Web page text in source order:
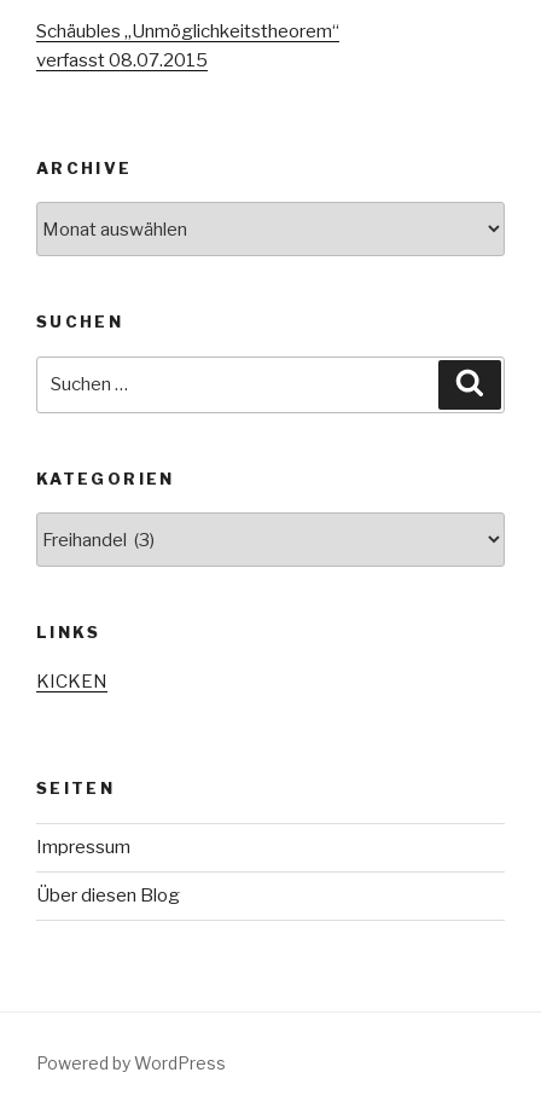
Schäubles „Unmöglichkeitstheorem“
verfasst 08.07.2015
ARCHIVE
SUCHEN
KATEGORIEN
LINKS
KICKEN
SEITEN
Impressum
Über diesen Blog
Powered by WordPress